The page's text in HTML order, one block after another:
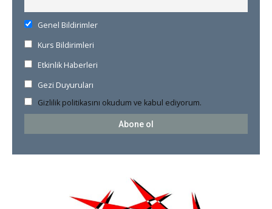
Genel Bildirimler
Kurs Bildirimleri
Etkinlik Haberleri
Gezi Duyuruları
Gizlilik politikasını okudum ve kabul ediyorum.